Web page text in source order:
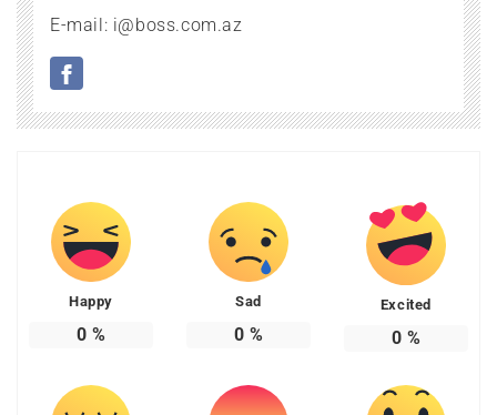
E-mail: i@boss.com.az
Happy
0 %
Sad
0 %
Excited
0 %